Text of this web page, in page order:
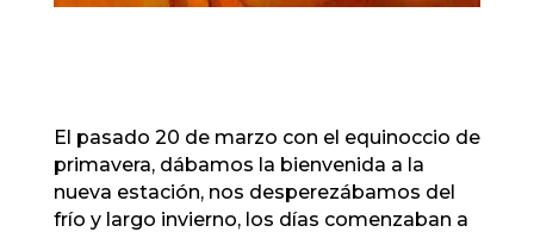
El pasado 20 de marzo con el equinoccio de
primavera, dábamos la bienvenida a la
nueva estación, nos desperezábamos del
frío y largo invierno, los días comenzaban a